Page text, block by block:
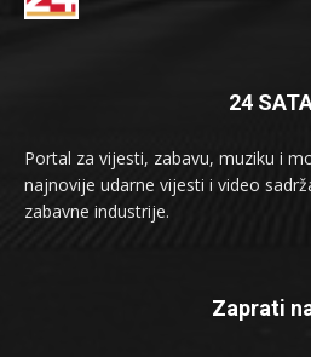
24
Portal za vijesti, zabavu, muziku i
najnovije udarne vijesti i video
zabavne industrije.
Zaprati